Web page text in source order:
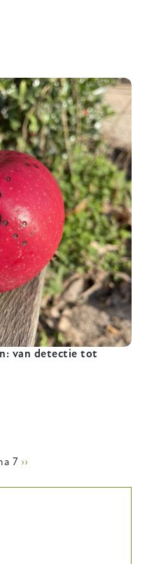
van detectie tot
7 Volgende
››